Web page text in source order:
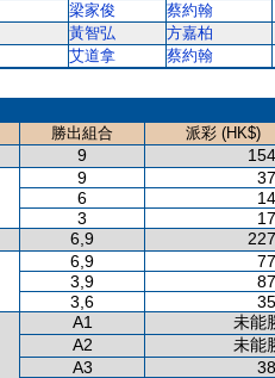
梁家俊 蔡約翰
黃智弘 方嘉柏
艾道拿
蔡約翰
勝出組合
派彩 (HK$)
9
9
6
3
6,9
6,9
3,9
3,6
A1
未能
A2
未能
A3